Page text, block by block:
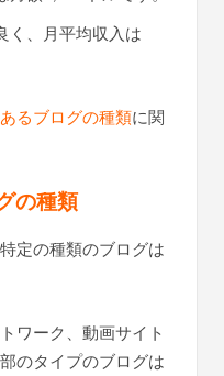
く、月平均収入は
るブログの種類に関
の種類
定の種類のブログは
ワーク、動画サイト
のタイプのブログは